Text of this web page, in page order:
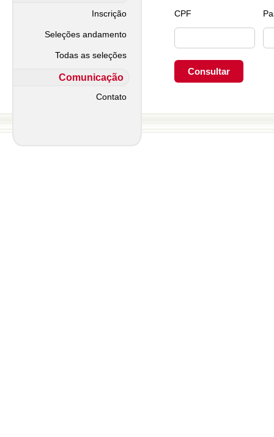
Inscrição
Seleções andamento
Todas as seleções
Comunicação
Contato
CPF